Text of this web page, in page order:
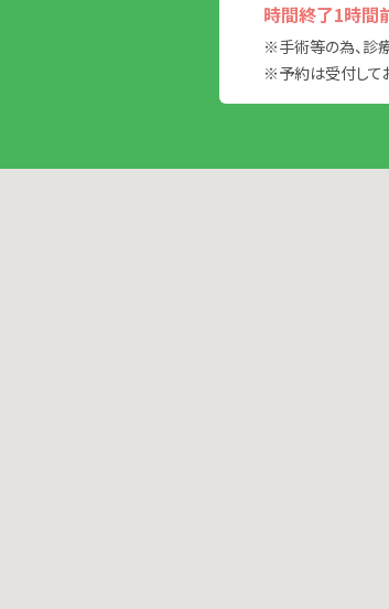
時間終了1時間
※手術等の為、診
※予約は受付して